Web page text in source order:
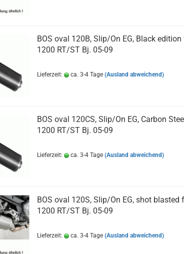
BOS oval 120B, Slip/On EG, Black edition
1200 RT/ST Bj. 05-09
Lieferzeit: ca. 3-4 Tage (Ausland abweichend)
BOS oval 120CS, Slip/On EG, Carbon
1200 RT/ST Bj. 05-09
Lieferzeit: ca. 3-4 Tage (Ausland abweichend)
BOS oval 120S, Slip/On EG, shot blasted
1200 RT/ST Bj. 05-09
Lieferzeit: ca. 3-4 Tage (Ausland abweichend)